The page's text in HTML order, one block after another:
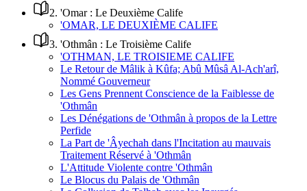
2. 'Omar : Le Deuxième Calife
'OMAR, LE DEUXIÈME CALIFE
3. 'Othmân : Le Troisième Calife
'OTHMAN, LE TROISIEME CALIFE
Le Retour de Mâlik à Kûfa; Abû Mûsâ Al-Ach'arî,
Nommé Gouverneur
Les Gens Prennent Conscience de la Faiblesse de
'Othmân
Les Dénégations de 'Othmân à propos de la Lettre
Perfide
La Part de 'Âyechah dans l'Incitation au mauvais
Traitement Réservé à 'Othmân
L'Attitude Violente contre 'Othmân
Le Blocus du Palais de 'Othmân